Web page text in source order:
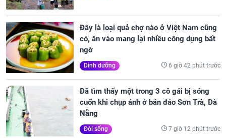
Đây là loại quả chợ nào ở Việt Nam cũng
có, ăn vào mang lại nhiều công dụng bất
ngờ
Dinh dưỡng 6 giờ 42 phút trước
Đã tìm thấy một trong 3 cô gái bị sóng
cuốn khi chụp ảnh ở bán đảo Sơn Trà, Đà
Nẵng
Đời sống 7 giờ 12 phút trước